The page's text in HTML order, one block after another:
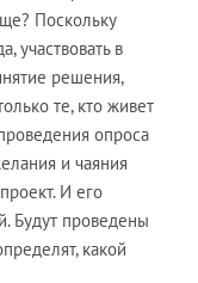
Поскольку
участвовать в
решения,
те, кто живет
опроса
и чаяния
И его
Будут проведены
какой